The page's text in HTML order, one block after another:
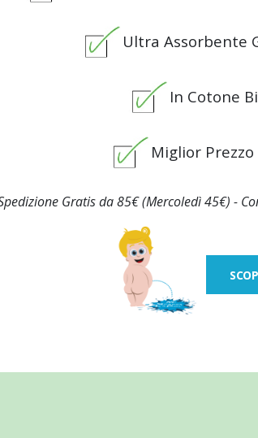
Ultra Assorbente
In Cotone
Miglior
Gratis da 85€ (Mercoledì 45€) -